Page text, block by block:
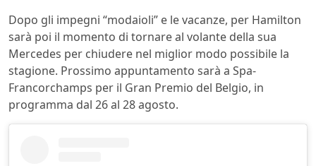
Dopo gli impegni “modaioli” e le vacanze, per Hamilton
sarà poi il momento di tornare al volante della sua
Mercedes per chiudere nel miglior modo possibile la
stagione. Prossimo appuntamento sarà a Spa-
Francorchamps per il Gran Premio del Belgio, in
programma dal 26 al 28 agosto.